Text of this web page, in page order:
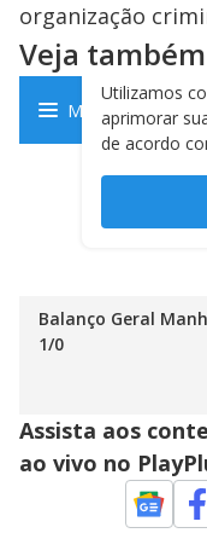
organização
Veja também
Balanço Geral
1/0
Assista aos
ao vivo no